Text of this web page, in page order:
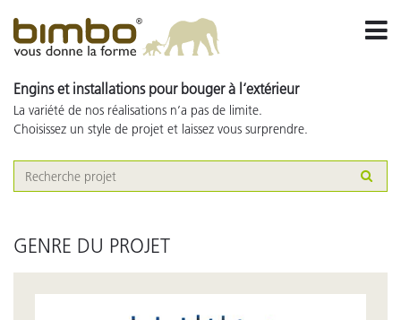
Engins et installations pour bouger à l‘extérieur
La variété de nos réalisations n’a pas de limite.
Choisissez un style de projet et laissez vous surprendre.
GENRE DU PROJET